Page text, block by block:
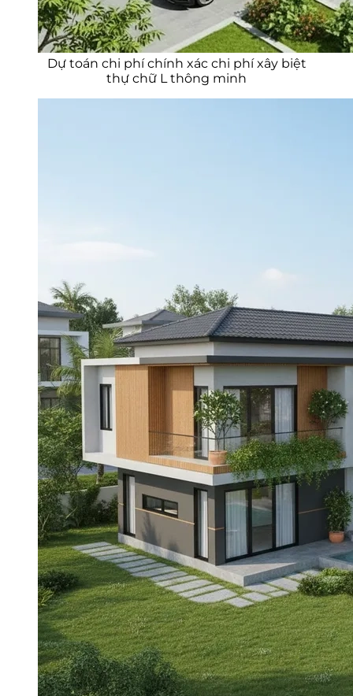
Dự toán chi phí chính xác chi phí xây biệt
thự chữ L thông minh